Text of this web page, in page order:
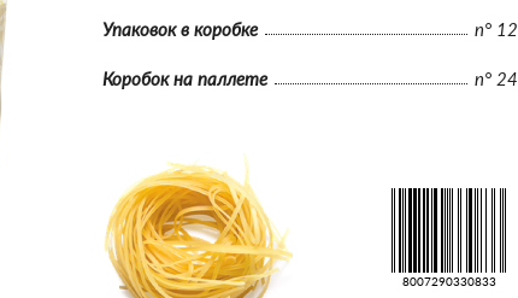
Упаковок в коробке n° 12
Коробок на паллете n° 24
8007290330833